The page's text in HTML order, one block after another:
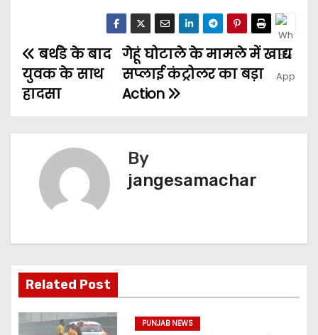
गेहूं घोटाले के मामले में खाद्य
सप्लाई कंट्रोलर का बड़ा
Action
बर्थडे के बाद
युवक के साथ
हादसा
By
jangesamachar
Related Post
PUNJAB NEWS